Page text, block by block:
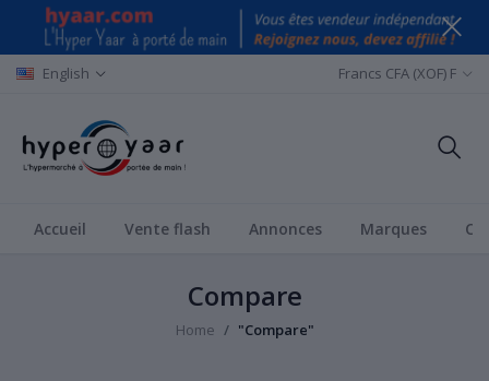
English Francs CFA (XOF) F
Accueil Vente flash Annonces Marques
Compare
Home "Compare"